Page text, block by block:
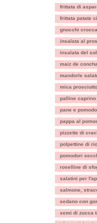
frittata di
frittata patate
gnocchi
insalata al
insalata del
maiz de
mandorle
mica prosciutto
palline caprino
pane e
pappa al
pizzette di
polpettine di
pomodori
roselline di
salatini per
salmone,
sedano con
semi di zucca